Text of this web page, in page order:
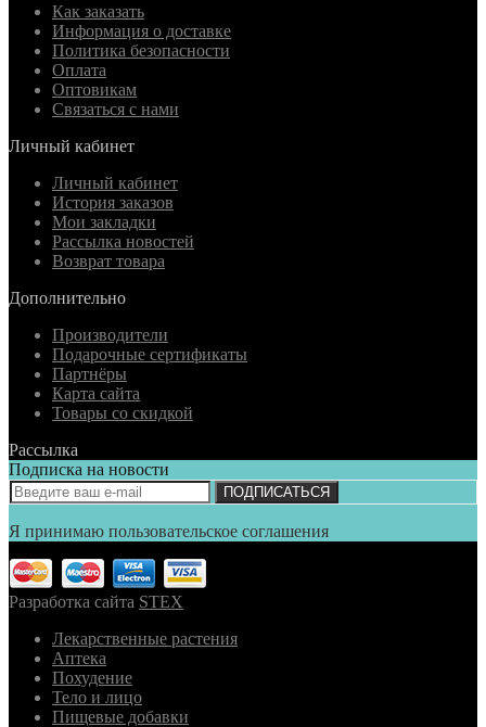
Как заказать
Информация о доставке
Политика безопасности
Оплата
Оптовикам
Связаться с нами
Личный кабинет
Личный кабинет
История заказов
Мои закладки
Рассылка новостей
Возврат товара
Дополнительно
Производители
Подарочные сертификаты
Партнёры
Карта сайта
Товары со скидкой
Рассылка
Подписка на новости
ПОДПИСАТЬСЯ
Я принимаю пользовательское соглашения
Разработка сайта STEX
Лекарственные растения
Аптека
Похудение
Тело и лицо
Пищевые добавки